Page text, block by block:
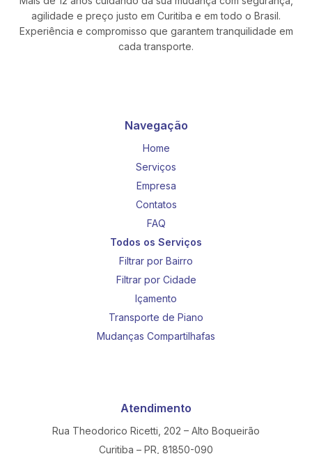
agilidade e preço justo em Curitiba e em todo o Brasil.
Experiência e compromisso que garantem tranquilidade em
cada transporte.
Navegação
Home
Serviços
Empresa
Contatos
FAQ
Todos os Serviços
Filtrar por Bairro
Filtrar por Cidade
Içamento
Transporte de Piano
Mudanças Compartilhafas
Atendimento
Rua Theodorico Ricetti, 202 – Alto Boqueirão
Curitiba – PR, 81850-090